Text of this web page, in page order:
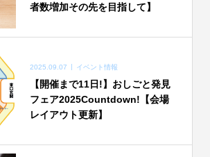
者数増加その先を目指して】
2025.09.07 イベント情報
【開催まで11日!】おしごと発見
フェア2025Countdown!【会場
レイアウト更新】